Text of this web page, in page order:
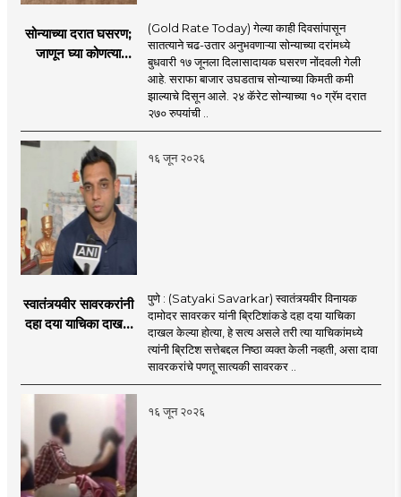
सोन्याच्या दरात घसरण;
जाणून घ्या कोणत्या
(Gold Rate Today) गेल्या काही दिवसांपासून
सातत्याने चढ-उतार अनुभवणाऱ्या सोन्याच्या दरांमध्ये
बुधवारी १७ जूनला दिलासादायक घसरण नोंदवली गेली
आहे. सराफा बाजार उघडताच सोन्याच्या किमती कमी
झाल्याचे दिसून आले. २४ कॅरेट सोन्याच्या १० ग्रॅम दरात
२७० रुपयांची ..
१६ जून २०२६
स्वातंत्र्यवीर सावरकरांनी
दहा दया याचिका दाखल
निष्ठा व्यक्त केली नाही’!
पणतू सात्यकी सावरकर
यांनी न्यायालयात सादर
केला दावा
पुणे : (Satyaki Savarkar) स्वातंत्र्यवीर विनायक
दामोदर सावरकर यांनी ब्रिटिशांकडे दहा दया याचिका
दाखल केल्या होत्या, हे सत्य असले तरी त्या याचिकांमध्ये
त्यांनी ब्रिटिश सत्तेबद्दल निष्ठा व्यक्त केली नव्हती, असा दावा
सावरकरांचे पणतू सात्यकी सावरकर ..
१६ जून २०२६